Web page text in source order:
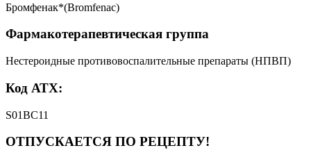
Бромфенак*(Bromfenac)
Фармакотерапевтическая группа
Нестероидные противовоспалительные препараты (НПВП)
Код АТХ:
S01BC11
ОТПУСКАЕТСЯ ПО РЕЦЕПТУ!